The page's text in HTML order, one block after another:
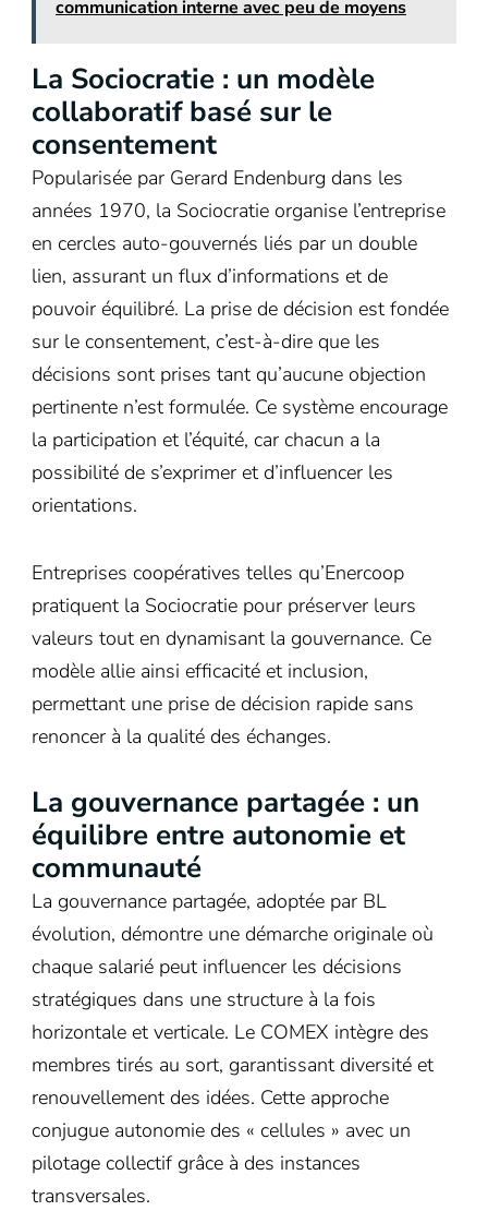
communication interne avec peu de moyens
La Sociocratie : un modèle
collaboratif basé sur le
consentement
Popularisée par Gerard Endenburg dans les
années 1970, la Sociocratie organise l’entreprise
en cercles auto-gouvernés liés par un double
lien, assurant un flux d’informations et de
pouvoir équilibré. La prise de décision est fondée
sur le consentement, c’est-à-dire que les
décisions sont prises tant qu’aucune objection
pertinente n’est formulée. Ce système encourage
la participation et l’équité, car chacun a la
possibilité de s’exprimer et d’influencer les
orientations.
Entreprises coopératives telles qu’Enercoop
pratiquent la Sociocratie pour préserver leurs
valeurs tout en dynamisant la gouvernance. Ce
modèle allie ainsi efficacité et inclusion,
permettant une prise de décision rapide sans
renoncer à la qualité des échanges.
La gouvernance partagée : un
équilibre entre autonomie et
communauté
La gouvernance partagée, adoptée par BL
évolution, démontre une démarche originale où
chaque salarié peut influencer les décisions
stratégiques dans une structure à la fois
horizontale et verticale. Le COMEX intègre des
membres tirés au sort, garantissant diversité et
renouvellement des idées. Cette approche
conjugue autonomie des « cellules » avec un
pilotage collectif grâce à des instances
transversales.